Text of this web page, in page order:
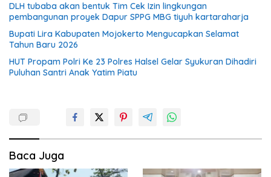
DLH tubaba akan bentuk Tim Cek Izin lingkungan
pembangunan proyek Dapur SPPG MBG tiyuh kartaraharja
Bupati Lira Kabupaten Mojokerto Mengucapkan Selamat
Tahun Baru 2026
HUT Propam Polri Ke 23 Polres Halsel Gelar Syukuran Dihadiri
Puluhan Santri Anak Yatim Piatu
Baca Juga